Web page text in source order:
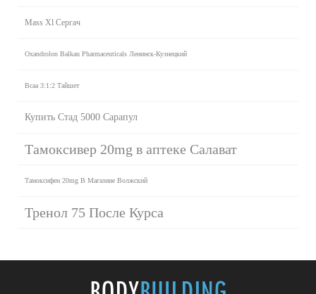
Mass Xl Сергач
Oxandrolon Balkan Pharmaceuticals Ленинск-Кузнецкий
Bcaa 3:1:2 Тайшет
Купить Стад 5000 Сарапул
Тамоксивер 20mg в аптеке Салават
Тамоксифен 20mg В Магазине Волжский
Тренол 75 После Курса